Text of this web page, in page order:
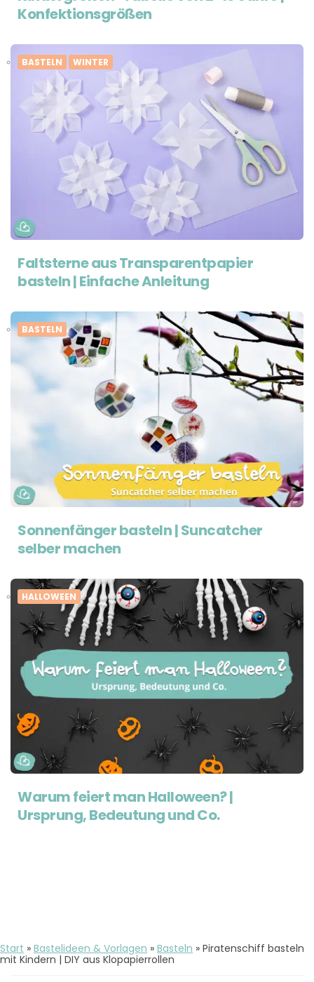
Konfektionsgrößen
BASTELN WINTER
Faltsterne aus Transparentpapier
basteln | Einfache Anleitung
BASTELN
Sonnenfänger basteln | Suncatcher
selber machen
HALLOWEEN
Warum feiert man Halloween? |
Ursprung, Bedeutung und Co.
Start » Bastelideen & Vorlagen » Basteln » Piratenschiff basteln
mit Kindern | DIY aus Klopapierrollen